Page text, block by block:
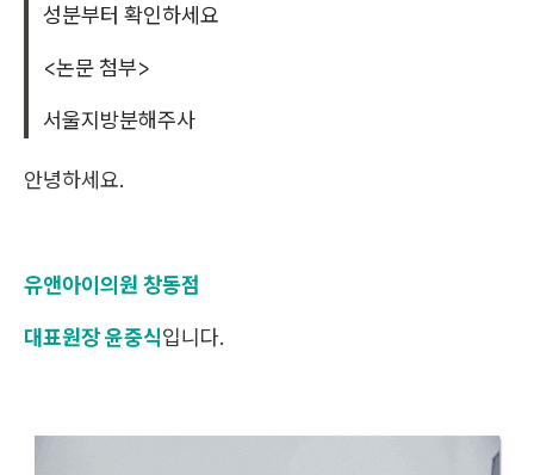
성분부터 확인하세요
<논문 첨부>
서울지방분해주사
안녕하세요.
유앤아이의원 창동점
대표원장 윤중식입니다.